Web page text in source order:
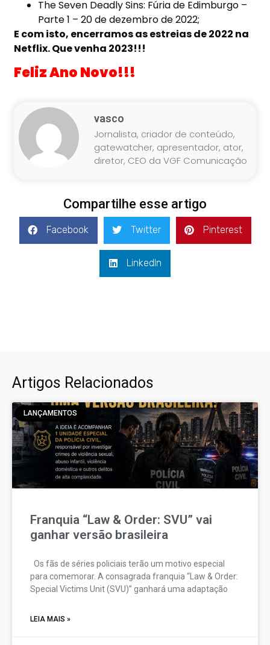
The Seven Deadly Sins: Fúria de Edimburgo –
Parte 1 – 20 de dezembro de 2022;
E com isto, encerramos as estreias de 2022 na
Netflix. Que venha 2023!!!
Feliz Ano Novo!!!
vasco
Jornalista, criador de conteúdo,
gatewatcher, apresentador, ator,
diretor, CEO da VGF Comunicação
Compartilhe esse artigo
Facebook Twitter Pinterest
LinkedIn
Artigos Relacionados
LANÇAMENTOS
Franquia “Law & Order: SVU” vai
ganhar versão brasileira
Os fãs de séries policiais terão um motivo especial
para comemorar. A consagrada franquia “Law & Order:
Special Victims Unit (SVU)” ganhará uma adaptação
LEIA MAIS »